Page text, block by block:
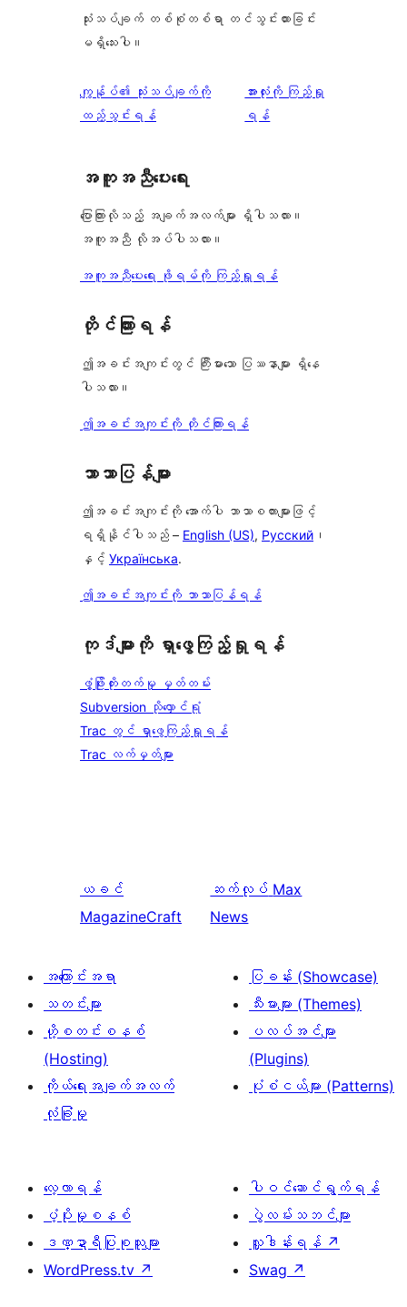
သုံးသပ်ချက် တစ်စုံတစ်ရာ တင်သွင်းထားခြင်း
မရှိသေးပါ။
ကျွန်ုပ်၏ သုံးသပ်ချက်ကို
ထည့်သွင်းရန်
သုံးသပ်
ချက်
အားလုံးကို ကြည့်ရှု
ရန်
အကူအညီပေးရေး
ပြောကြားလိုသည့် အချက်အလက်များ ရှိပါသလား။
အကူအညီ လိုအပ်ပါသလား။
အကူအညီပေးရေး ဖိုရမ်ကို ကြည့်ရှုရန်
တိုင်ကြားရန်
ဤအခင်းအကျင်းတွင် ကြီးမားသော ပြဿနာများ ရှိနေ
ပါသလား။
ဤအခင်းအကျင်းကို တိုင်ကြားရန်
ဘာသာပြန်များ
ဤအခင်းအကျင်းကို အောက်ပါ ဘာသာစကားများဖြင့်
ရရှိနိုင်ပါသည် – English (US), Русский ၊
နှင့် Українська.
ဤအခင်းအကျင်းကို ဘာသာပြန်ရန်
ကုဒ်များကို ရှာဖွေကြည့်ရှုရန်
ဖွံ့ဖြိုးတိုးတက်မှု မှတ်တမ်း
Subversion သိုလှောင်ရုံ
Trac တွင် ရှာဖွေကြည့်ရှုရန်
Trac လက်မှတ်များ
ယခင်
MagazineCraft
ဆက်လုပ် Max
News
အကြောင်းအရာ
သတင်းများ
ဟို့စတင်းစနစ်
(Hosting)
ကိုယ်ရေးအချက်အလက်
လုံခြုံမှု
ပြခန်း (Showcase)
သီးမားများ (Themes)
ပလပ်အင်များ
(Plugins)
ပုံစံငယ်များ (Patterns)
လေ့လာရန်
ပံ့ပိုးမှုစနစ်
ဒဏ္ဍာရီပြုစုသူများ
WordPress.tv ↗
ပါဝင်ဆောင်ရွက်ရန်
ပွဲလမ်းသဘင်များ
လှူဒါန်းရန် ↗
Swag ↗